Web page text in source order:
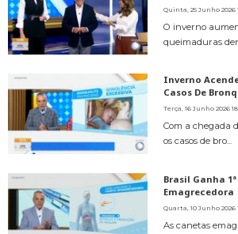
Quinta, 25 Junho 2026
O inverno
queimaduras
Inverno
Casos De
Terça, 16 Junho 2026
Com a chegada
os casos de bro...
Brasil Ganha
Emagrecedora
Quarta, 10 Junho 2026
As canetas